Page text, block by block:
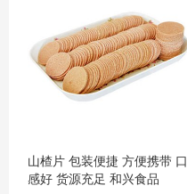
山楂片 包装便捷 方便携带 口
感好 货源充足 和兴食品